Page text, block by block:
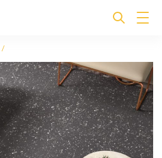
/